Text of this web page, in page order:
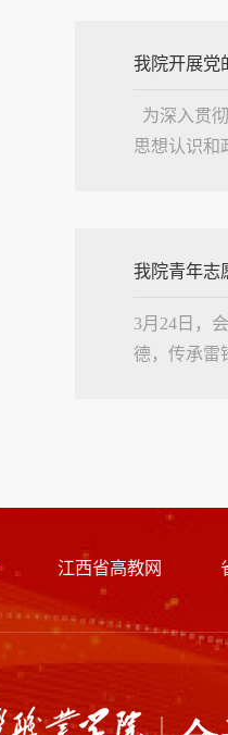
我院开展党
为深入贯
思想认识和
我院青年志
3月24日，
德，传承雷
江西省高教网